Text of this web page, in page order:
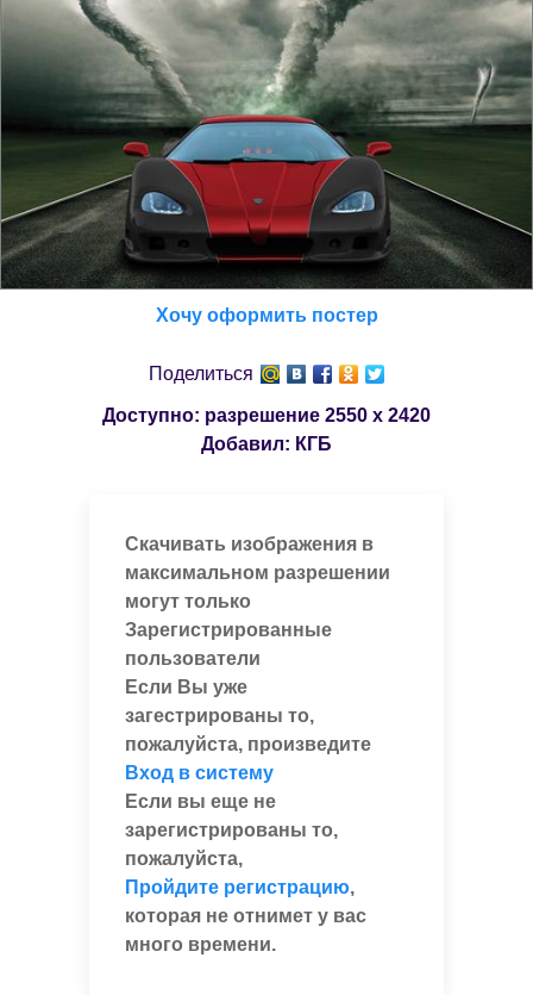
Хочу оформить постер
Поделиться
Доступно: разрешение 2550 x 2420
Добавил: КГБ
Скачивать изображения в
максимальном разрешении
могут только
Зарегистрированные
пользователи
Если Вы уже
загестрированы то,
пожалуйста, произведите
Вход в систему
Если вы еще не
зарегистрированы то,
пожалуйста,
Пройдите регистрацию,
которая не отнимет у вас
много времени.